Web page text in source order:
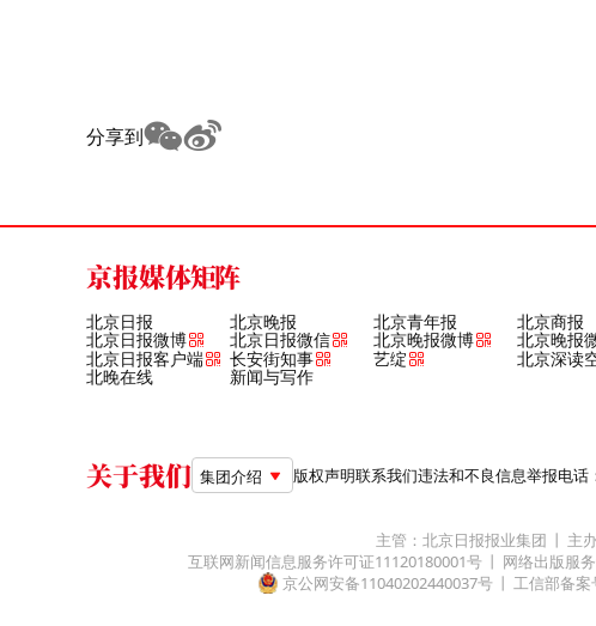
分享到
京报媒体矩阵
北京日报 北京晚报 北京青年报 北京商报
北京日报微博 北京日报微信 北京晚报微博
北京晚报
北京日报客户端
长安街知事 艺绽 北京深读
北晚在线 新闻与写作
关于我们 集团介绍 版权声明联系我们违法和不良信息举报电话
主管：北京日报报业集团 主
互联网新闻信息服务许可证11120180001号
网络出版服
京公网安备11040202440037号
工信部备案